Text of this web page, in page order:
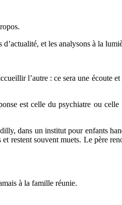
et les analysons à la
l’autre : ce sera une écoute
est celle du psychiatre ou
dans un institut pour enfants
restent souvent muets. Le père
à la famille réunie.